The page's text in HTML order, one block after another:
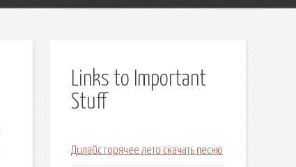
Links to Important
Stuff
Дилайс горячее лето скачать песню